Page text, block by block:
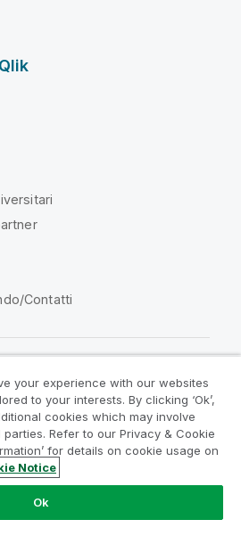
Contatti
del prodotto
Legali
Marchi
Do Not Share My Info
QlikTech International AB. Tutti i
your experience with our websites
to your interests. By clicking ‘Ok’,
cookies which may involve
Refer to our Privacy & Cookie
for details on cookie usage on
Notice
Ok